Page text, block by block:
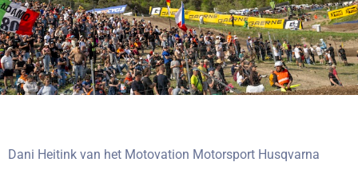
Dani Heitink van het Motovation Motorsport Husqvarna